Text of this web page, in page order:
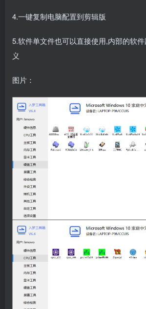
4.一键复制电脑配置到剪辑版
5.软件单文件也可以直接使用,内部的软
义
图片：